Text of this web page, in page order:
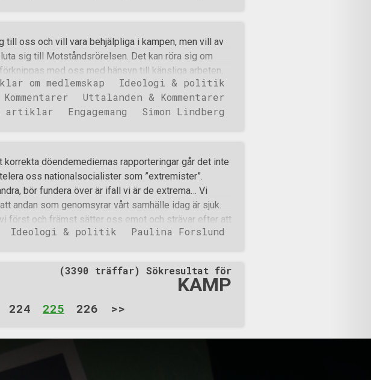
Lagen kämpade hårt och gav sitt yttersta för att
matcherna. Den sista laggrenen i 2014 års
var en ny och väldigt uppskattad gren, nämligen
var en lagtävling där man tävlade fem mot fem
brottades deltagarna en mot en men när
till oss och vill vara behjälpliga i kampen, men vill av
sig till Motståndsrörelsen. Det kan röra sig om
med oss med hänsyn till känsliga arbeten,
känner sig redo att ta steget fullt ut riktigt ännu eller
om de passar in i organisationen p.g.a. hög eller låg
utomnordisk härkomst osv. Känner du dig träffad?
in en medlemsansökan i alla fall. Se det inte som
i sten, utan istället som en möjlighet att få
för att bilda dig en egen uppfattning om
frågetecken och få svar på saker du undrar om osv.
till ett förutsättn
om medlemskap
Ideologi & politik
Kommentarer
Uttalanden & Kommentarer
artiklar
Engagemang Simon Lindberg
döendemediernas rapporteringar går det inte
oss nationalsocialister som ”extremister”.
bör fundera över är ifall vi är de extrema… Vi
andan som genomsyrar vårt samhälle idag är sjuk.
först och främst sätter oss emot och strävar efter att
till. Kapitalism och kortsiktighet är två
Den här synen rubbar all naturlig balans och
det livsnödvändiga samspelet mellan dåtid, nutid
människor är och förblir en del av naturen och att vi
Ideologi & politik Paulina Forslund
(3390 träffar) Sökresultat för
KAMP
224 225 226 >>